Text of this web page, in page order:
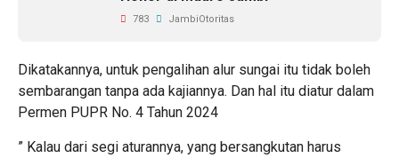
783 JambiOtoritas
Dikatakannya, untuk pengalihan alur sungai itu tidak boleh
sembarangan tanpa ada kajiannya. Dan hal itu diatur dalam
Permen PUPR No. 4 Tahun 2024
” Kalau dari segi aturannya, yang bersangkutan harus